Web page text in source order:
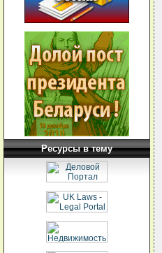
Ресурсы в тему